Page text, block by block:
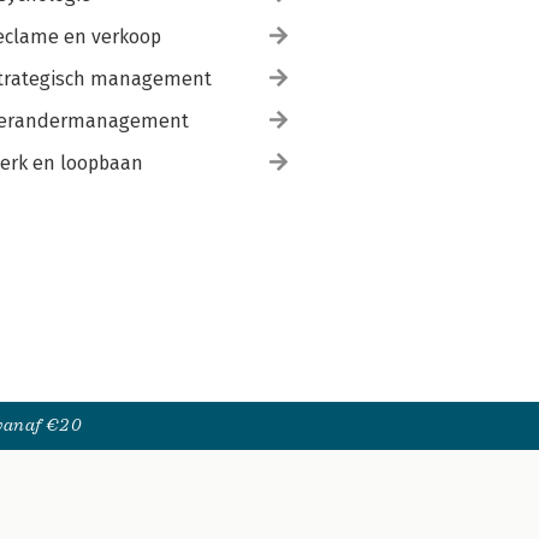
en verkoop
management
en loopbaan
€20